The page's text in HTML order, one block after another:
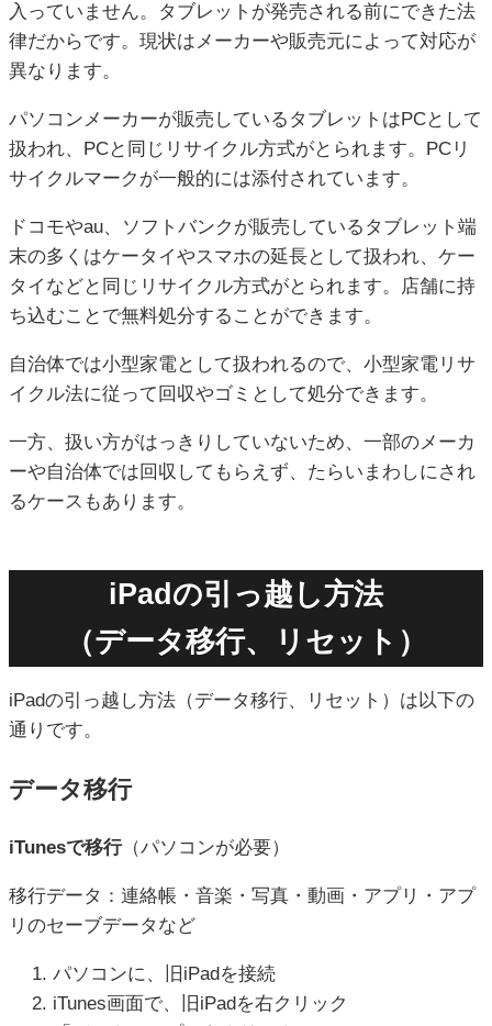
入っていません。タブレットが発売される前にできた法
律だからです。現状はメーカーや販売元によって対応が
異なります。
パソコンメーカーが販売しているタブレットはPCとして
扱われ、PCと同じリサイクル方式がとられます。PCリ
サイクルマークが一般的には添付されています。
ドコモやau、ソフトバンクが販売しているタブレット端
末の多くはケータイやスマホの延長として扱われ、ケー
タイなどと同じリサイクル方式がとられます。店舗に持
ち込むことで無料処分することができます。
自治体では小型家電として扱われるので、小型家電リサ
イクル法に従って回収やゴミとして処分できます。
一方、扱い方がはっきりしていないため、一部のメーカ
ーや自治体では回収してもらえず、たらいまわしにされ
るケースもあります。
iPadの引っ越し方法
（データ移行、リセット）
iPadの引っ越し方法（データ移行、リセット）は以下の
通りです。
データ移行
iTunesで移行（パソコンが必要）
移行データ：連絡帳・音楽・写真・動画・アプリ・アプ
リのセーブデータなど
パソコンに、旧iPadを接続
iTunes画面で、旧iPadを右クリック